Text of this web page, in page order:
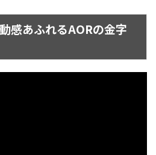
感あふれるAORの金字